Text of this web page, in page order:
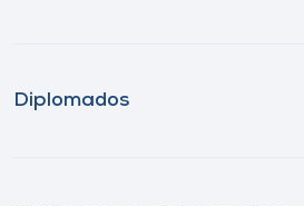
Diplomados